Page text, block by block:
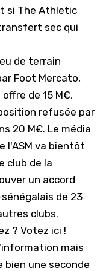
si The Athletic
sec qui
de terrain
Foot Mercato,
de 15 M€,
refusée par
20 M€. Le média
l'ASM va bientôt
club de la
un accord
de 23
clubs.
? Votez ici !
mais
bien une seconde